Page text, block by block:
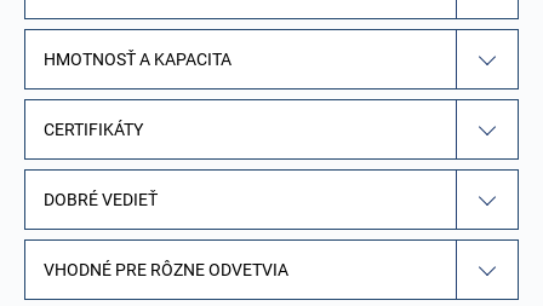
HMOTNOSŤ A KAPACITA
CERTIFIKÁTY
DOBRÉ VEDIEŤ
VHODNÉ PRE RÔZNE ODVETVIA